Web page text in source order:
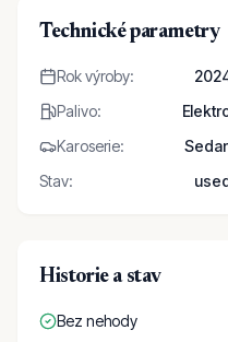
Technické parametry
Rok výroby:
Palivo:
Karoserie:
Stav:
Historie a stav
Bez nehody